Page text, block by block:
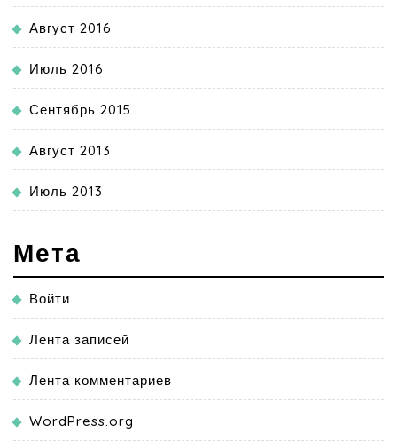
Август 2016
Июль 2016
Сентябрь 2015
Август 2013
Июль 2013
Мета
Войти
Лента записей
Лента комментариев
WordPress.org